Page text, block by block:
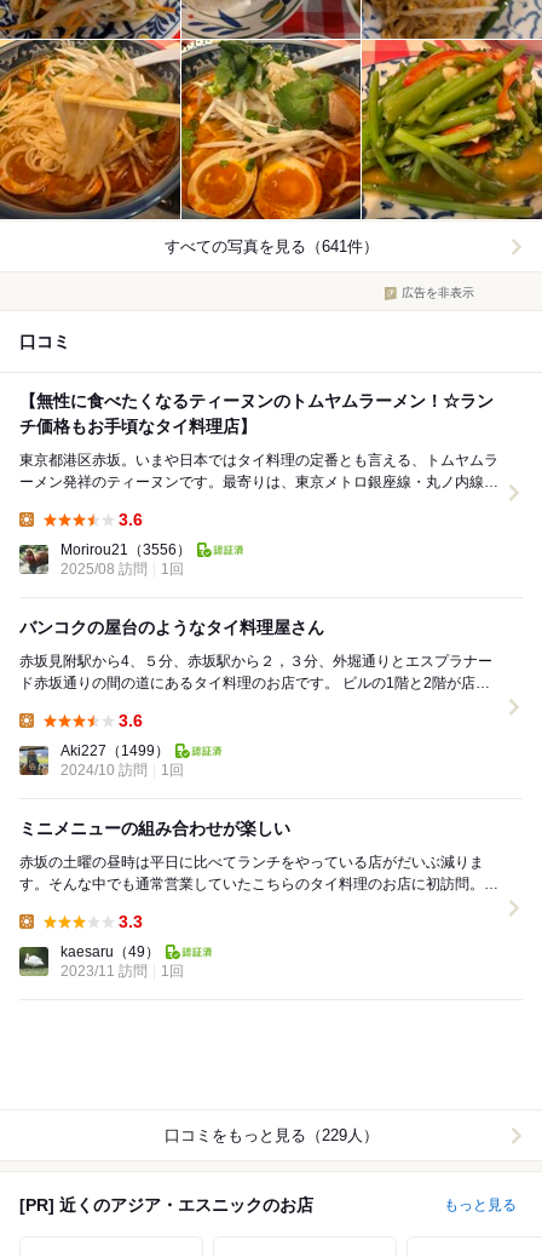
すべての写真を見る（641件）
広告を非表示
口コミ
【無性に食べたくなるティーヌンのトムヤムラーメン！☆ラン
チ価格もお手頃なタイ料理店】
東京都港区赤坂。いまや日本ではタイ料理の定番とも言える、トムヤムラ
ーメン発祥のティーヌンです。最寄りは、東京メトロ銀座線・丸ノ内線の
3.6
Morirou21 （3556）
2025/08 訪問
1回
バンコクの屋台のようなタイ料理屋さん
赤坂見附駅から4、５分、赤坂駅から２，３分、外堀通りとエスプラナー
ド赤坂通りの間の道にあるタイ料理のお店です。 ビルの1階と2階が店舗
3.6
Aki227 （1499）
2024/10 訪問
1回
ミニメニューの組み合わせが楽しい
赤坂の土曜の昼時は平日に比べてランチをやっている店がだいぶ減りま
す。そんな中でも通常営業していたこちらのタイ料理のお店に初訪問。
3.3
kaesaru （49）
2023/11 訪問
1回
口コミをもっと見る（229人）
[PR] 近くのアジア・エスニックのお店 もっと見る